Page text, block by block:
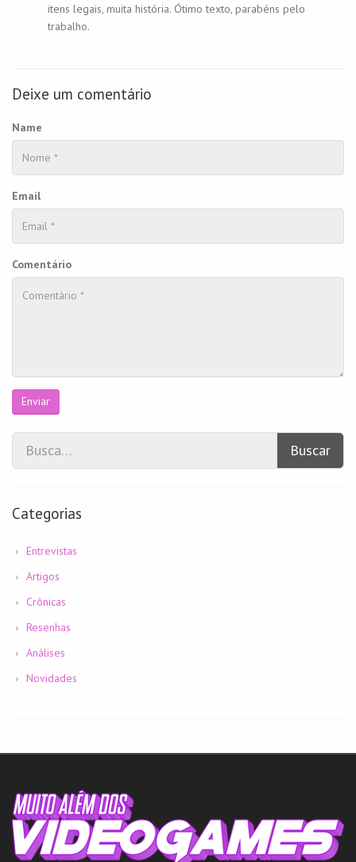
itens legais, muita história. Ótimo texto, parabéns pelo
trabalho.
Deixe um comentário
Name
Email
Comentário
Enviar
Buscar
Categorias
Entrevistas
Artigos
Crônicas
Resenhas
Análises
Novidades